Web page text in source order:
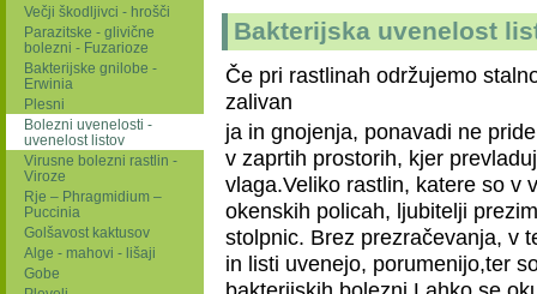
Bakterijska uvenelost
Če pri rastlinah održujemo
zalivan
ja in gnojenja, ponavadi ne
v zaprtih prostorih, kjer
vlaga.Veliko rastlin, katere so v
okenskih policah, ljubitelji
stolpnic. Brez prezračevanja, v
in listi uvenejo, porumenijo,ter
Večji škodljivci - hrošči
Parazitske - glivične
bolezni - Fuzarioze
Bakterijske gnilobe -
Erwinia
Plesni
Bolezni uvenelosti -
uvenelost listov
Virusne bolezni rastlin -
Viroze
Rje – Phragmidium –
Puccinia
Golšavost kaktusov
Alge - mahovi - lišaji
Gobe